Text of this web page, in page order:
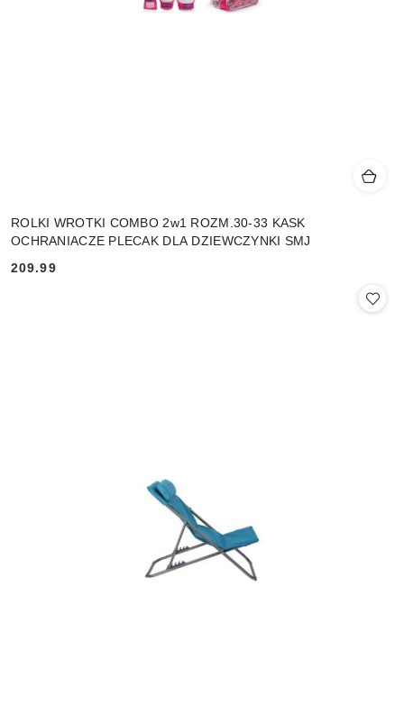
ROLKI WROTKI COMBO 2w1 ROZM.30-33 KASK
OCHRANIACZE PLECAK DLA DZIEWCZYNKI SMJ
Cena:
209.99